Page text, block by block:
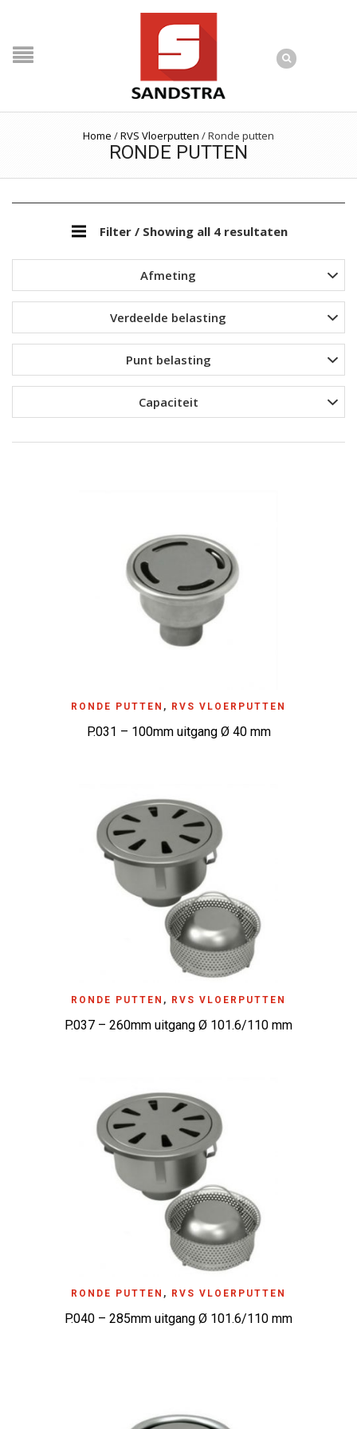
Home /RVS Vloerputten /Ronde putten
RONDE PUTTEN
Filter / Showing all 4 resultaten
Afmeting
Verdeelde belasting
Punt belasting
Capaciteit
RONDE PUTTEN , RVS VLOERPUTTEN
P.031 – 100mm uitgang Ø 40 mm
RONDE PUTTEN , RVS VLOERPUTTEN
P.037 – 260mm uitgang Ø 101.6/110 mm
RONDE PUTTEN , RVS VLOERPUTTEN
P.040 – 285mm uitgang Ø 101.6/110 mm